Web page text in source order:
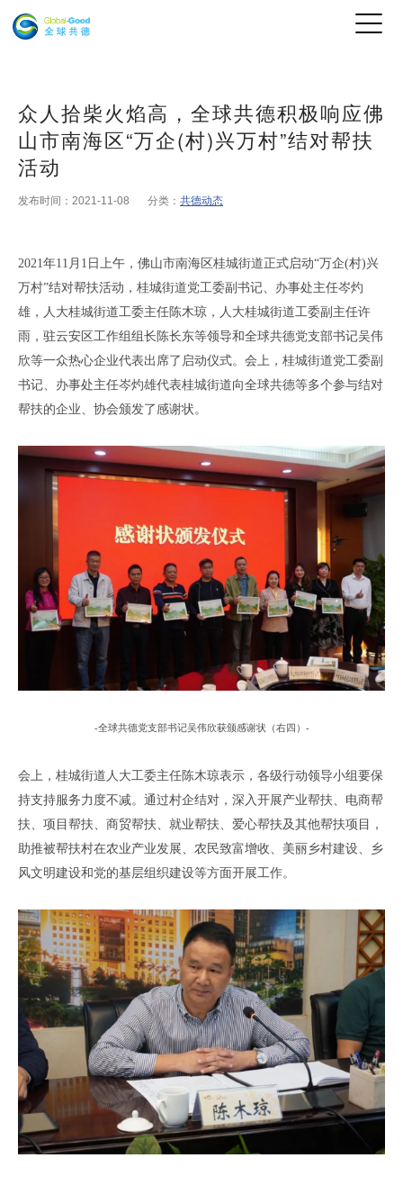
众人拾柴火焰高，全球共德积极响应佛
山市南海区“万企(村)兴万村”结对帮扶
活动
发布时间：2021-11-08 分类： 共德动态
2021年11月1日上午， 佛山市南海区桂城街道正式启动“万企(村)兴
万村”结对帮扶活动，桂城街道党工委副书记、办事处主任岑灼
雄，人大桂城街道工委主任陈木琼，人大桂城街道工委副主任许
雨，驻云安区工作组组长陈长东等领导和全球共德党支部书记吴伟
欣等一众热心企业代表出席了 启动仪式。会上，桂城街道党工委副
书记、办事处主任岑灼雄代表桂城街道向全球共德等多个参与结对
帮扶的企业、协会颁发了感谢状。
-全球共德党支部书记吴伟欣获颁感谢状 （右四 ） -
会上 ， 桂城街道人大工委主任陈木琼表示，各级行动领导小组要保
持支持服务力度不减。通过村企结对，深入开展产业帮扶、电商帮
扶、项目帮扶、商贸帮扶、就业帮扶、爱心帮扶及其他帮扶项目，
助推被帮扶村在农业产业发展、农民致富增收、美丽乡村建设、乡
风文明建设和党的基层组织建设等方面开展工作。